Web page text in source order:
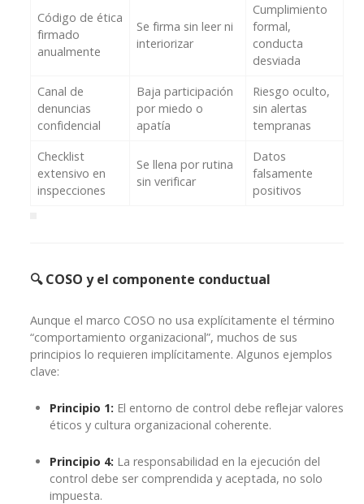
Código de ética
firmado
anualmente
Se firma sin leer ni
interiorizar
Cumplimiento
formal,
conducta
desviada
Canal de
denuncias
confidencial
Baja participación
por miedo o
apatía
Riesgo oculto,
sin alertas
tempranas
Checklist
extensivo en
inspecciones
Se llena por rutina
sin verificar
Datos
falsamente
positivos
🔍 COSO y el componente conductual
Aunque el marco COSO no usa explícitamente el término
“comportamiento organizacional”, muchos de sus
principios lo requieren implícitamente. Algunos ejemplos
clave:
Principio 1: El entorno de control debe reflejar valores
éticos y cultura organizacional coherente.
Principio 4: La responsabilidad en la ejecución del
control debe ser comprendida y aceptada, no solo
impuesta.